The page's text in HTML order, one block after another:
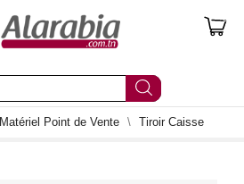
0
Matériel Point de Vente Tiroir Caisse